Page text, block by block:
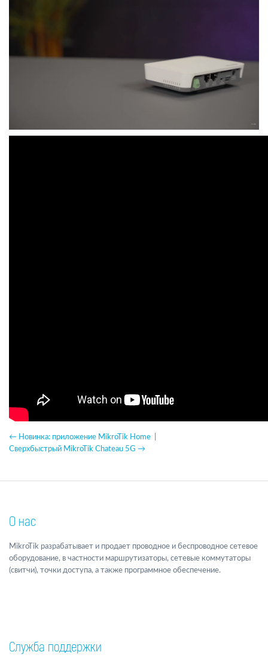
← Новинка: приложение MikroTik Home
Cверхбыстрый MikroTik Chateau 5G →
О нас
MikroTik разрабатывает и продает проводное и беспроводное сетевое
оборудование, в частности маршрутизаторы, сетевые коммутаторы
(свитчи), точки доступа, а также программное обеспечение.
Служба поддержки